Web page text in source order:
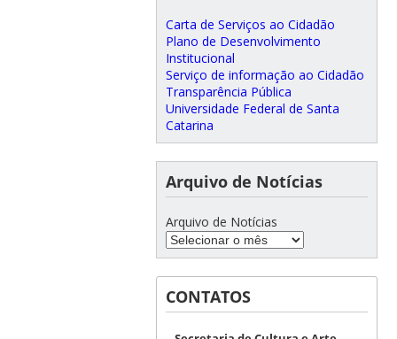
Carta de Serviços ao Cidadão
Plano de Desenvolvimento
Institucional
Serviço de informação ao Cidadão
Transparência Pública
Universidade Federal de Santa
Catarina
Arquivo de Notícias
Arquivo de Notícias
CONTATOS